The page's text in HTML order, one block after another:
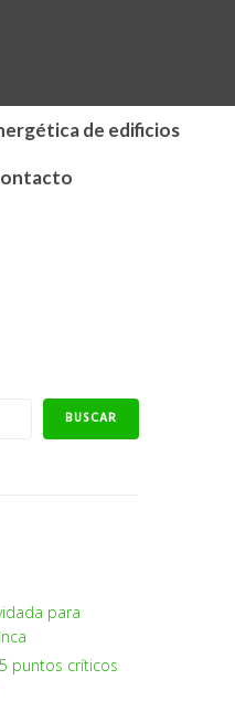
de edificios
BUSCAR
para
puntos críticos